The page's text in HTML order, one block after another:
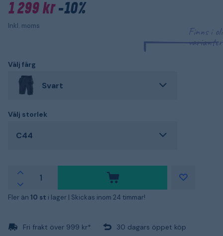
1 299 kr-10%
Inkl. moms
Finns i
varianter
Välj färg
Svart
Välj storlek
C44
Fler än 10 st i lager | Skickas inom 24 timmar!
Fri frakt över 999 kr* 30 dagars öppet köp